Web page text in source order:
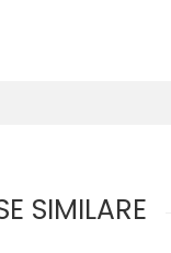
SIMILARE